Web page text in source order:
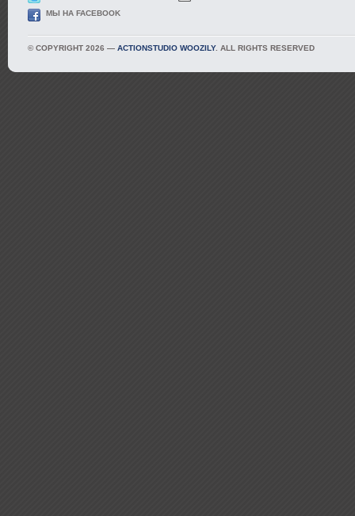
МЫ НА FACEBOOK
© COPYRIGHT 2026 — ACTIONSTUDIO WOOZILY. ALL RIGHTS RESERVED